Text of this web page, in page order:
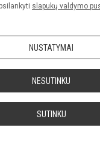
slapukų valdymo
NUSTATYMAI
NESUTINKU
SUTINKU
atnaujinti